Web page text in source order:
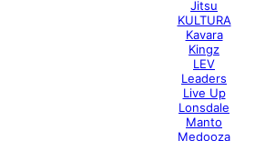
Jitsu
KULTURA
Kavara
Kingz
LEV
Leaders
Live Up
Lonsdale
Manto
Medooza